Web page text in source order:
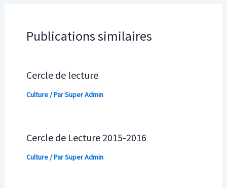
Publications similaires
Cercle de lecture
Culture/ ParSuper Admin
Cercle de Lecture 2015-2016
Culture/ ParSuper Admin